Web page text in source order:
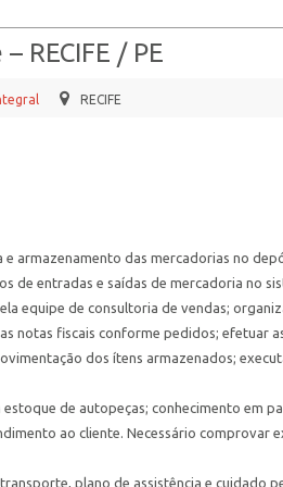
RECIFE / PE
RECIFE
armazenamento das mercadorias no
de entradas e saídas de mercadoria no
equipe de consultoria de vendas;
notas fiscais conforme pedidos; efetuar
dos ítens armazenados;
estoque de autopeças; conhecimento em
ao cliente. Necessário comprovar
plano de assistência e cuidado